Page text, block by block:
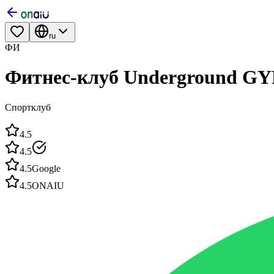
ru
ФИ
Фитнес-клуб Underground
Спортклуб
4.5
4.5
4.5Google
4.5ONAIU